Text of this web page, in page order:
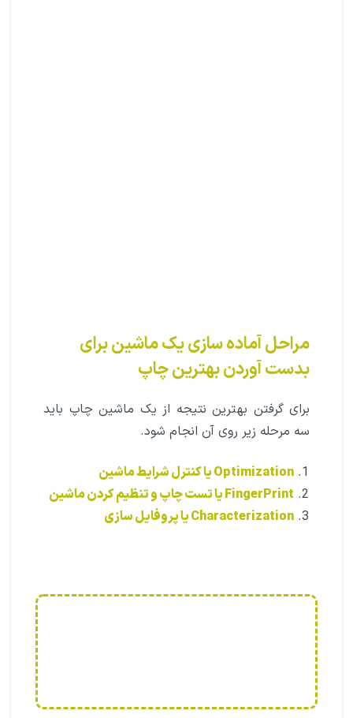
مراحل آماده سازی یک ماشین برای
بدست آوردن بهترین چاپ
برای گرفتن بهترین نتیجه از یک ماشین چاپ باید
سه مرحله زیر روی آن انجام شود.
Optimization ‌یا کنترل شرایط ماشین
FingerPrint یا تست چاپ و تنظیم کردن ماشین
Characterization یا پروفایل سازی